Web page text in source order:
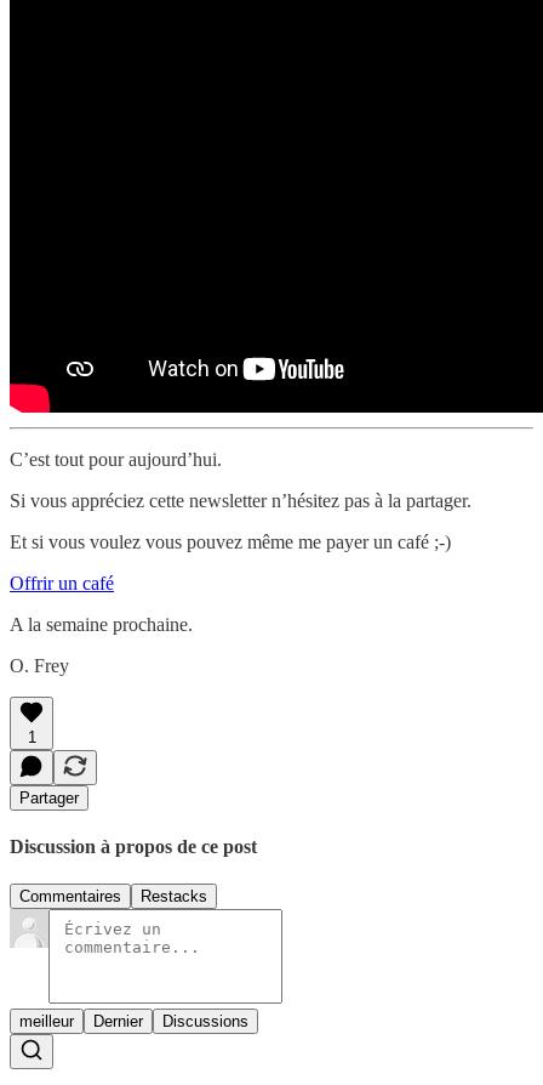
C’est tout pour aujourd’hui.
Si vous appréciez cette newsletter n’hésitez pas à la partager.
Et si vous voulez vous pouvez même me payer un café ;-)
Offrir un café
A la semaine prochaine.
O. Frey
1
Partager
Discussion à propos de ce post
Commentaires Restacks
meilleur Dernier Discussions